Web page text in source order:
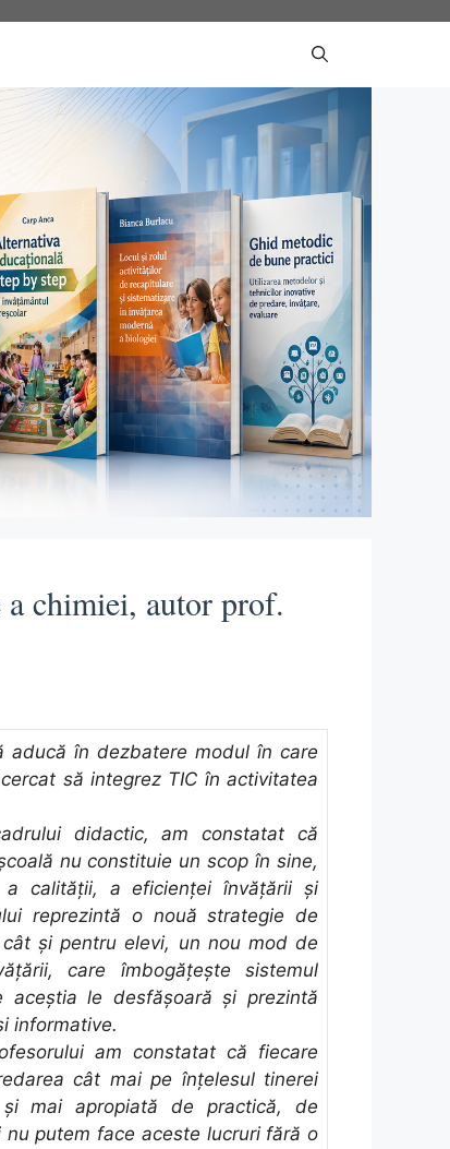
a chimiei, autor prof.
aducă în dezbatere modul în care
să integrez TIC în activitatea
didactic, am constatat că
nu constituie un scop în sine,
calității, a eficienței învățării și
reprezintă o nouă strategie de
și pentru elevi, un nou mod de
care îmbogățește sistemul
aceștia le desfășoară și prezintă
informative.
am constatat că fiecare
cât mai pe înţelesul tinerei
mai apropiată de practică, de
putem face aceste lucruri fără o